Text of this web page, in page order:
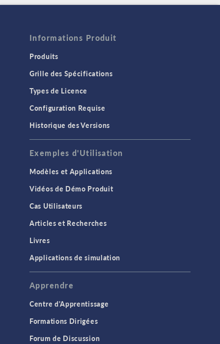
Informations Produit
Produits
Grille des Spécifications
Types de Licence
Configuration Requise
Historique des Versions
Exemples d'Utilisation
Modèles et Applications
Vidéos de Démo Produit
Cas Utilisateurs
Articles et Recherches
Livres
Applications de simulation
Apprendre
Centre d'Apprentissage
Formations Dirigées
Forum de Discussion